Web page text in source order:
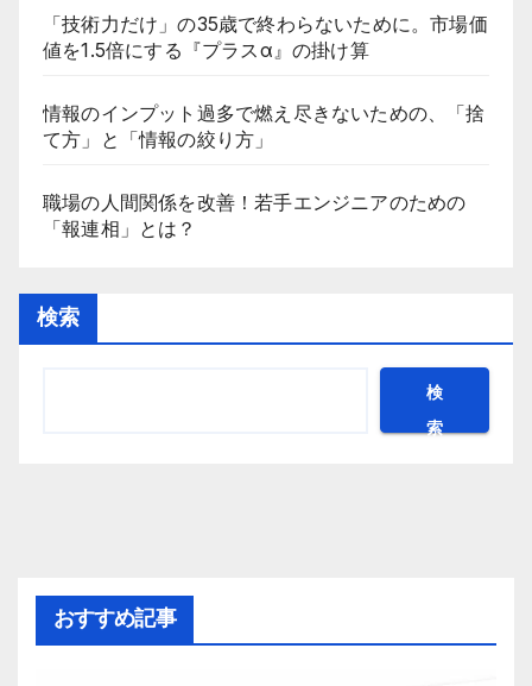
「技術力だけ」の35歳で終わらないために。市場価
値を1.5倍にする『プラスα』の掛け算
情報のインプット過多で燃え尽きないための、「捨
て方」と「情報の絞り方」
職場の人間関係を改善！若手エンジニアのための
「報連相」とは？
検索
検
索
おすすめ記事